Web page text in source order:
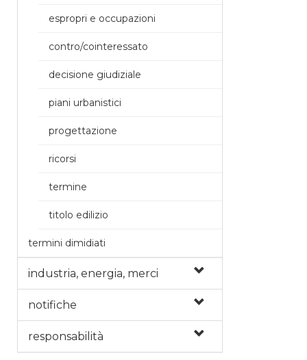
espropri e occupazioni
contro/cointeressato
decisione giudiziale
piani urbanistici
progettazione
ricorsi
termine
titolo edilizio
termini dimidiati
industria, energia, merci
notifiche
responsabilità